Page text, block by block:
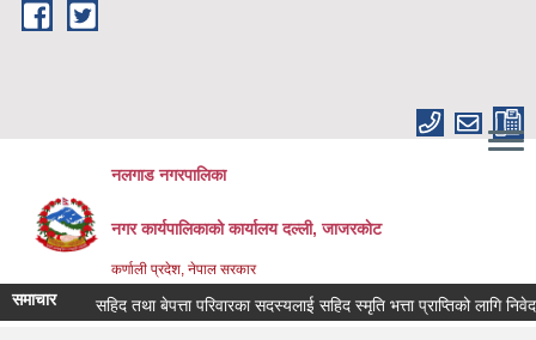
Skip to main content
नलगाड नगरपालिका
नगर कार्यपालिकाको कार्यालय दल्ली, जाजरकाेट
कर्णाली प्रदेश, नेपाल सरकार
समाचार सहिद तथा बेपत्ता परिवारका सदस्यलाई सहिद स्मृति भत्ता प्राप्तिको लागि निवेदन